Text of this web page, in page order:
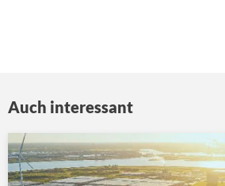
Auch interessant